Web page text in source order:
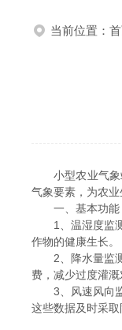
当前位置：
小型农业气象站
气象要素，为农
一、基本功能
1、温湿度监
作物的健康生长。
2、降水量监测
费，减少过度灌溉
3、风速风向监
这些数据及时采取